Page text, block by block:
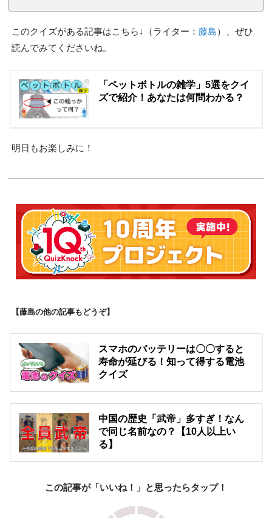
このクイズがある記事はこちら↓（ライター： 藤島）、ぜひ
読んでみてくださいね。
「ペットボトルの雑学」5選をクイ
ズで紹介！あなたは何問わかる？
明日もお楽しみに！
【藤島の他の記事もどうぞ】
スマホのバッテリーは〇〇すると
寿命が延びる！知って得する電池
クイズ
中国の歴史「武帝」多すぎ！なん
で同じ名前なの？【10人以上い
る】
この記事が「いいね！」と思ったらタップ！